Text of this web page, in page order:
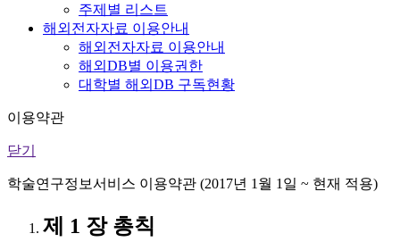
주제별 리스트
해외전자자료 이용안내
해외전자자료 이용안내
해외DB별 이용권한
대학별 해외DB 구독현황
이용약관
닫기
학술연구정보서비스 이용약관 (2017년 1월 1일 ~ 현재 적용)
제 1 장 총칙